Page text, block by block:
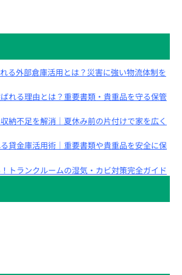
る外部倉庫活用とは？災害に強い物流体制を
れる理由とは？重要書類・貴重品を守る保管
納不足を解消｜夏休み前の片付けで家を広く
貸金庫活用術｜重要書類や貴重品を安全に保
トランクルームの湿気・カビ対策完全ガイド